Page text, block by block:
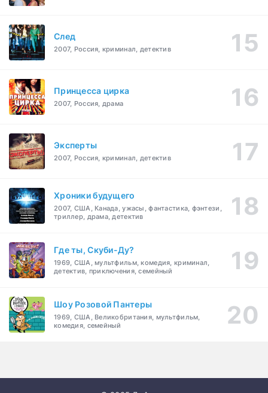
След
2007, Россия, криминал, детектив
Принцесса цирка
2007, Россия, драма
Эксперты
2007, Россия, криминал, детектив
Хроники будущего
2007, США, Канада, ужасы, фантастика, фэнтези,
триллер, драма, детектив
Где ты, Скуби-Ду?
1969, США, мультфильм, комедия, криминал,
детектив, приключения, семейный
Шоу Розовой Пантеры
1969, США, Великобритания, мультфильм,
комедия, семейный